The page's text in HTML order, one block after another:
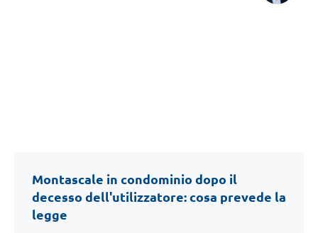
Montascale in condominio dopo il
decesso dell'utilizzatore: cosa prevede la
legge